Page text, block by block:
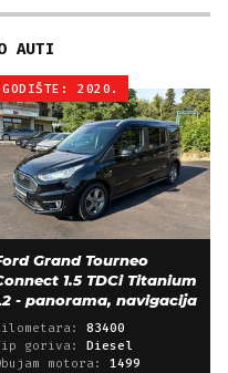
AUTI
GODIŠTE: 2020.
Grand Tourneo
1.5 TDCi Titanium
- panorama, navigacija
83400
goriva:
Diesel
motora: 1499